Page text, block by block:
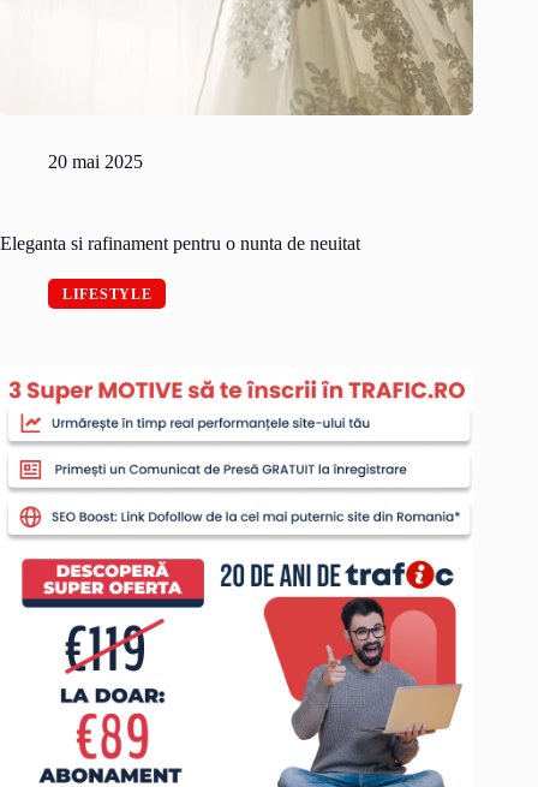
20 mai 2025
Eleganta si rafinament pentru o nunta de neuitat
LIFESTYLE